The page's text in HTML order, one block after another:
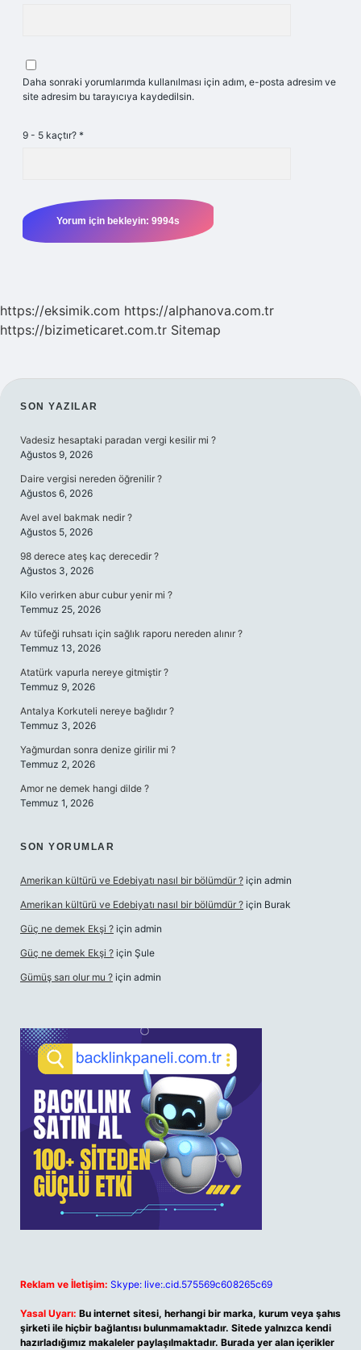
Daha sonraki yorumlarımda kullanılması için adım, e-posta adresim ve
site adresim bu tarayıcıya kaydedilsin.
9 - 5 kaçtır? *
https://eksimik.com https://alphanova.com.tr
https://bizimeticaret.com.tr Sitemap
SIDEBAR
SON YAZILAR
Vadesiz hesaptaki paradan vergi kesilir mi ?
Ağustos 9, 2026
Daire vergisi nereden öğrenilir ?
Ağustos 6, 2026
Avel avel bakmak nedir ?
Ağustos 5, 2026
98 derece ateş kaç derecedir ?
Ağustos 3, 2026
Kilo verirken abur cubur yenir mi ?
Temmuz 25, 2026
Av tüfeği ruhsatı için sağlık raporu nereden alınır ?
Temmuz 13, 2026
Atatürk vapurla nereye gitmiştir ?
Temmuz 9, 2026
Antalya Korkuteli nereye bağlıdır ?
Temmuz 3, 2026
Yağmurdan sonra denize girilir mi ?
Temmuz 2, 2026
Amor ne demek hangi dilde ?
Temmuz 1, 2026
SON YORUMLAR
Amerikan kültürü ve Edebiyatı nasıl bir bölümdür ? için admin
Amerikan kültürü ve Edebiyatı nasıl bir bölümdür ? için Burak
Güç ne demek Ekşi ? için admin
Güç ne demek Ekşi ? için Şule
Gümüş sarı olur mu ? için admin
Reklam ve İletişim: Skype: live:.cid.575569c608265c69
Yasal Uyarı: Bu internet sitesi, herhangi bir marka, kurum veya şahıs
şirketi ile hiçbir bağlantısı bulunmamaktadır. Sitede yalnızca kendi
hazırladığımız makaleler paylaşılmaktadır. Burada yer alan içerikler